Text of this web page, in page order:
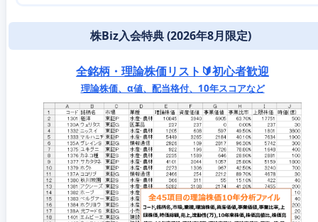
株Biz入会特典 (2026年8月限定)
全銘柄・理論株価リスト🔰初心者歓迎
理論株価、α値、配当格付、10年スコアなど